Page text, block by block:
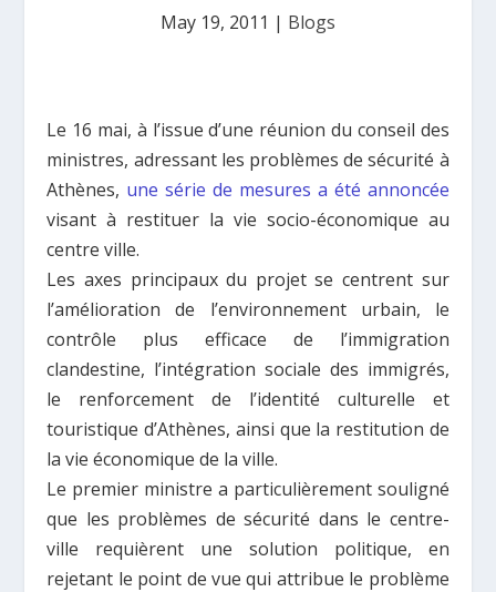
May 19, 2011 | Blogs
Le 16 mai, à l’issue d’une réunion du conseil des
ministres, adressant les problèmes de sécurité à
Athènes, une série de mesures a été annoncée
visant à restituer la vie socio-économique au
centre ville.
Les axes principaux du projet se centrent sur
l’amélioration de l’environnement urbain, le
contrôle plus efficace de l’immigration
clandestine, l’intégration sociale des immigrés,
le renforcement de l’identité culturelle et
touristique d’Athènes, ainsi que la restitution de
la vie économique de la ville.
Le premier ministre a particulièrement souligné
que les problèmes de sécurité dans le centre-
ville requièrent une solution politique, en
rejetant le point de vue qui attribue le problème